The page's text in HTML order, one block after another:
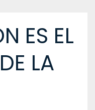
ES EL
LA